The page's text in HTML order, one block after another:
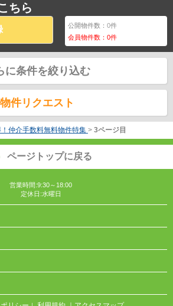
ちら
公開物件数：0件
会員物件数：0件
に条件を絞り込む
物件リクエスト
仲介手数料無料物件特集 > 3ページ目
ページトップに戻る
営業時間:9:30～18:00
定休日:水曜日